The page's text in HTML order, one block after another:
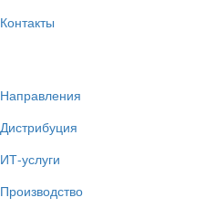
Контакты
Направления
Дистрибуция
ИТ-услуги
Производство